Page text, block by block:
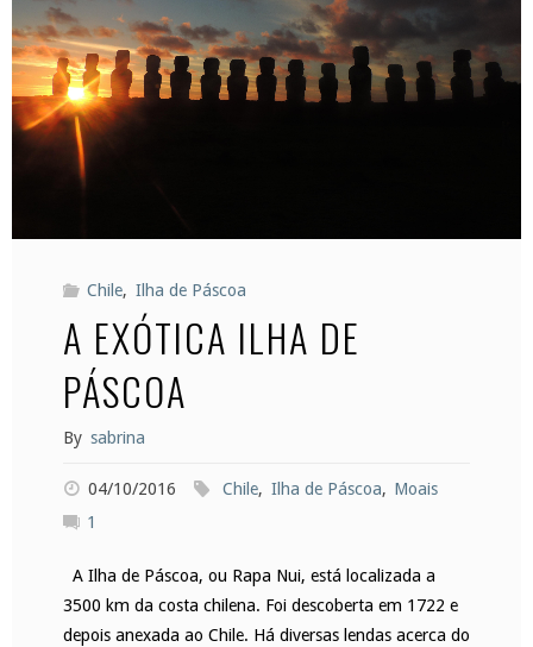
Chile, Ilha de Páscoa
A EXÓTICA ILHA DE
PÁSCOA
By sabrina
04/10/2016 Chile, Ilha de Páscoa, Moais
1
A Ilha de Páscoa, ou Rapa Nui, está localizada a
3500 km da costa chilena. Foi descoberta em 1722 e
depois anexada ao Chile. Há diversas lendas acerca do